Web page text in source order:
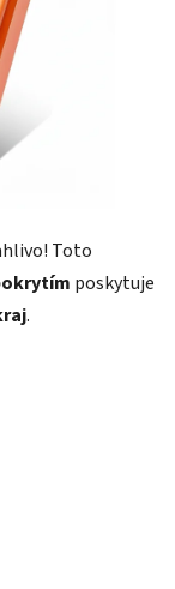
Toto
poskytuje
.